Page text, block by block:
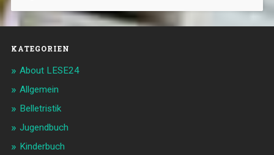
KATEGORIEN
About LESE24
Allgemein
Belletristik
Jugendbuch
Kinderbuch